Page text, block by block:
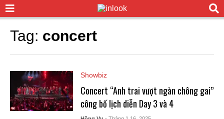
Tag: concert
Showbiz
Concert “Anh trai vượt ngàn chông gai”
công bố lịch diễn Day 3 và 4